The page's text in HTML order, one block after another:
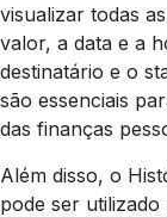
visualizar todas
valor, a data e a
destinatário e o
são essenciais
das finanças
Além disso, o
pode ser